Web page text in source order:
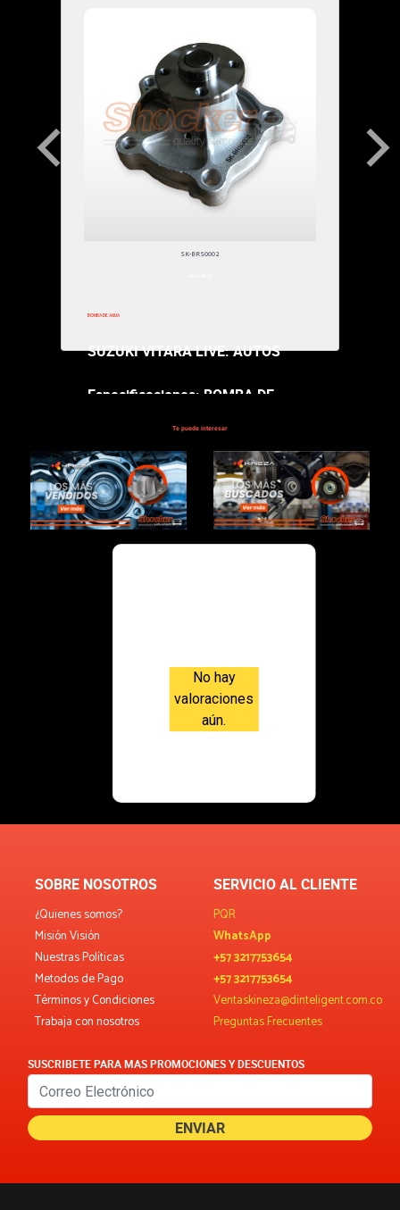
SK-BRS0002
BOMBA DE AGUA
SUZUKI VITARA LIVE: AUTOS
Especificaciones: BOMBA DE
$178,000.00
Te puede interesar
No hay
valoraciones
aún.
SOBRE NOSOTROS
¿Quienes somos?
Misión Visión
Nuestras Políticas
Metodos de Pago
Términos y Condiciones
Trabaja con nosotros
SERVICIO AL CLIENTE
PQR
WhatsApp
+57 3217753654
+57 3217753654
Ventaskineza@dinteligent.com.co
Preguntas Frecuentes
SUSCRIBETE PARA MAS PROMOCIONES Y DESCUENTOS